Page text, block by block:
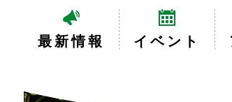
最新情報 イベント